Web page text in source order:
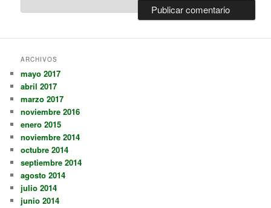
ARCHIVOS
mayo 2017
abril 2017
marzo 2017
noviembre 2016
enero 2015
noviembre 2014
octubre 2014
septiembre 2014
agosto 2014
julio 2014
junio 2014